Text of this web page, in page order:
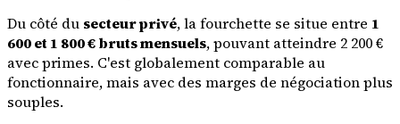
Du côté du secteur privé, la fourchette se situe entre 1
600 et 1 800 € bruts mensuels, pouvant atteindre 2 200 €
avec primes. C'est globalement comparable au
fonctionnaire, mais avec des marges de négociation plus
souples.